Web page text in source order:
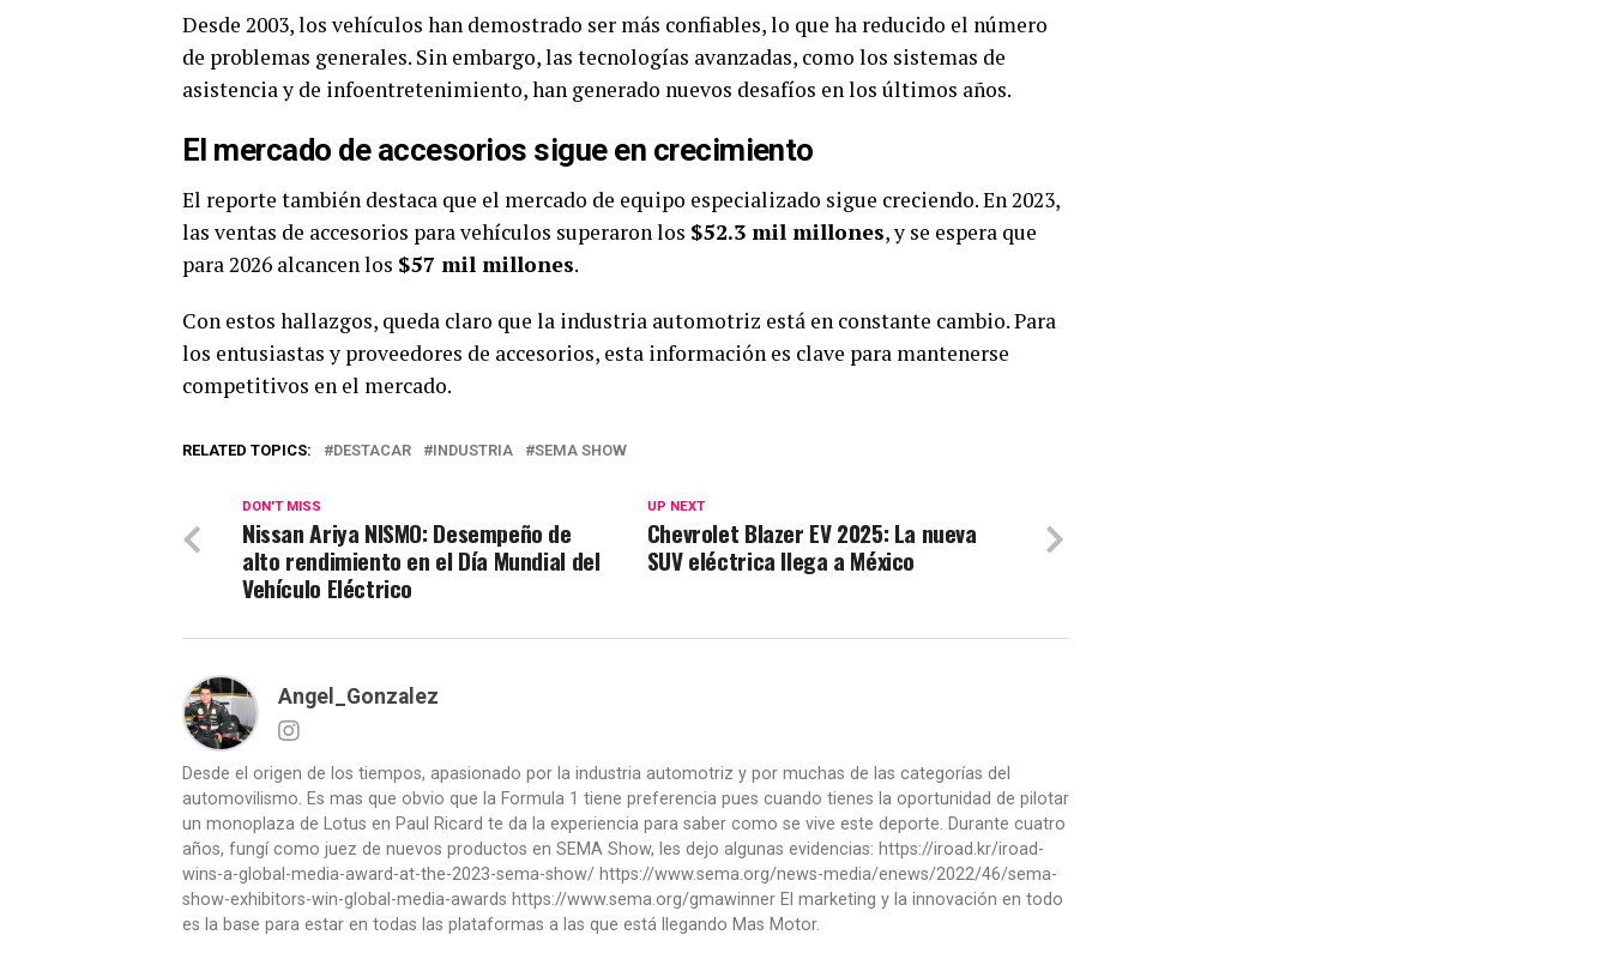
Desde 2003, los vehículos han demostrado ser más confiables, lo que ha reducido el número
de problemas generales. Sin embargo, las tecnologías avanzadas, como los sistemas de
asistencia y de infoentretenimiento, han generado nuevos desafíos en los últimos años.
El mercado de accesorios sigue en crecimiento
El reporte también destaca que el mercado de equipo especializado sigue creciendo. En 2023,
las ventas de accesorios para vehículos superaron los $52.3 mil millones, y se espera que
para 2026 alcancen los $57 mil millones.
Con estos hallazgos, queda claro que la industria automotriz está en constante cambio. Para
los entusiastas y proveedores de accesorios, esta información es clave para mantenerse
competitivos en el mercado.
RELATED TOPICS: DESTACAR INDUSTRIA SEMA SHOW
UP NEXT
Chevrolet Blazer EV 2025: La nueva
SUV eléctrica llega a México
DON'T MISS
Nissan Ariya NISMO: Desempeño de
alto rendimiento en el Día Mundial del
Vehículo Eléctrico
Angel_Gonzalez
Desde el origen de los tiempos, apasionado por la industria automotriz y por muchas de las categorías del
automovilismo. Es mas que obvio que la Formula 1 tiene preferencia pues cuando tienes la oportunidad de pilotar
un monoplaza de Lotus en Paul Ricard te da la experiencia para saber como se vive este deporte. Durante cuatro
años, fungí como juez de nuevos productos en SEMA Show, les dejo algunas evidencias: https://iroad.kr/iroad-
wins-a-global-media-award-at-the-2023-sema-show/ https://www.sema.org/news-media/enews/2022/46/sema-
show-exhibitors-win-global-media-awards https://www.sema.org/gmawinner El marketing y la innovación en todo
es la base para estar en todas las plataformas a las que está llegando Mas Motor.